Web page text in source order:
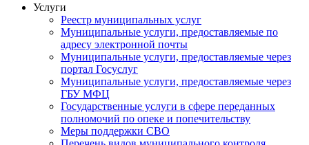
Услуги
Реестр муниципальных услуг
Муниципальные услуги, предоставляемые по
адресу электронной почты
Муниципальные услуги, предоставляемые через
портал Госуслуг
Муниципальные услуги, предоставляемые через
ГБУ МФЦ
Государственные услуги в сфере переданных
полномочий по опеке и попечительству
Меры поддержки СВО